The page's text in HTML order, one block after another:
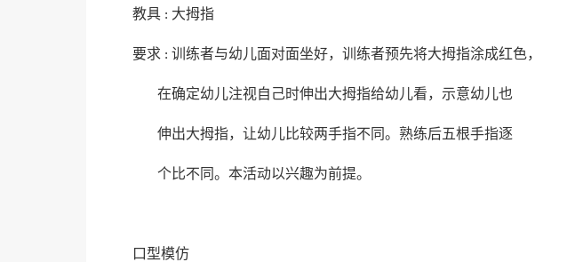
教具 : 大拇指
要求 : 训练者与幼儿面对面坐好，训练者预先将大拇指涂成红色，
在确定幼儿注视自己时伸出大拇指给幼儿看，示意幼儿也
伸出大拇指，让幼儿比较两手指不同。熟练后五根手指逐
个比不同。本活动以兴趣为前提。
口型模仿